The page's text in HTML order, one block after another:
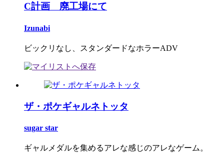
C計画 廃工場にて
Izunabi
ビックリなし、スタンダードなホラーADV
ザ・ポケギャルネトッタ
sugar star
ギャルメダルを集めるアレな感じのアレなゲーム。